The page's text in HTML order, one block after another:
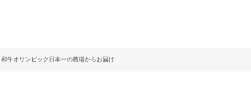
牛オリンピック日本一の農場からお届け